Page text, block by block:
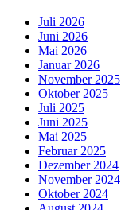
Juli 2026
Juni 2026
Mai 2026
Januar 2026
November 2025
Oktober 2025
Juli 2025
Juni 2025
Mai 2025
Februar 2025
Dezember 2024
November 2024
Oktober 2024